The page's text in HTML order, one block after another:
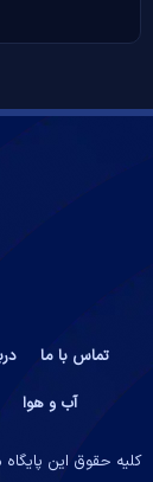
تماس با ما
آب و هوا
کلیه حقوق این پایگاه